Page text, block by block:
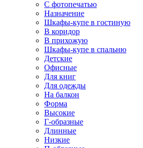
С фотопечатью
Назначение
Шкафы-купе в гостиную
В коридор
В прихожую
Шкафы-купе в спальню
Детские
Офисные
Для книг
Для одежды
На балкон
Форма
Высокие
Г-образные
Длинные
Низкие